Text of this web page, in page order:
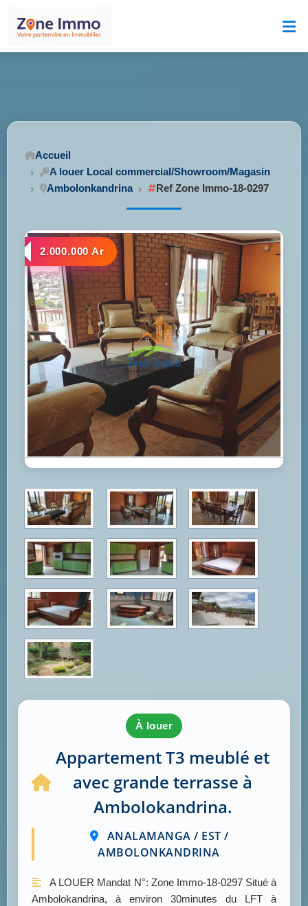
Accueil
A louer Local commercial/Showroom/Magasin
Ambolonkandrina
Ref Zone Immo-18-0297
2.000.000 Ar
à louer
Appartement T3 meublé et
avec grande terrasse à
Ambolokandrina.
ANALAMANGA / EST /
AMBOLONKANDRINA
A LOUER Mandat N°: Zone Immo-18-0297 Situé à
Ambolokandrina, à environ 30minutes du LFT à